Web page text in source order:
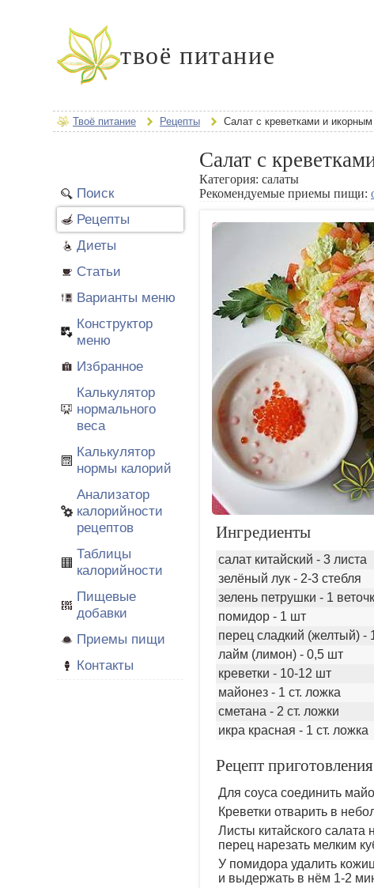
твоё питание
Твоё питание Рецепты Салат с креветками и
Поиск
Рецепты
Диеты
Статьи
Варианты меню
Конструктор
меню
Избранное
Калькулятор
нормального
веса
Калькулятор
нормы калорий
Анализатор
калорийности
рецептов
Таблицы
калорийности
Пищевые
добавки
Приемы пищи
Контакты
Салат с
Категория: салаты
Рекомендуемые приемы пищи:
Ингредиенты
салат китайский - 3 листа
зелёный лук - 2-3 стебля
зелень петрушки - 1
помидор - 1 шт
перец сладкий (желтый) -
лайм (лимон) - 0,5 шт
креветки - 10-12 шт
майонез - 1 ст. ложка
сметана - 2 ст. ложки
икра красная - 1 ст. ложка
Рецепт
Для соуса соединить
Креветки отварить в
Листы китайского салата
перец нарезать мелким
У помидора удалить
и выдержать в нём 1-2